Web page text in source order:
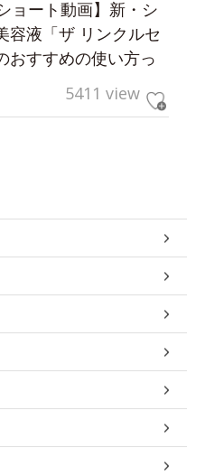
ョート動画】新・シ
容液「ザ リンクルセ
おすすめの使い方っ
5411 view